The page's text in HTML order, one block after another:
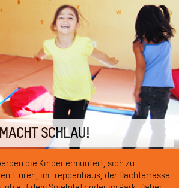
SCHLAU!
die Kinder ermuntert, sich zu
Fluren, im Treppenhaus, der Dachterrasse